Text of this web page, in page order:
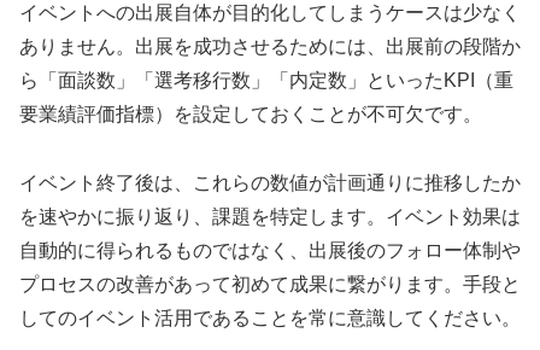
イベントへの出展自体が目的化してしまうケースは少なく
ありません。出展を成功させるためには、出展前の段階か
ら「面談数」「選考移行数」「内定数」といったKPI（重
要業績評価指標）を設定しておくことが不可欠です。
イベント終了後は、これらの数値が計画通りに推移したか
を速やかに振り返り、課題を特定します。イベント効果は
自動的に得られるものではなく、出展後のフォロー体制や
プロセスの改善があって初めて成果に繋がります。手段と
してのイベント活用であることを常に意識してください。